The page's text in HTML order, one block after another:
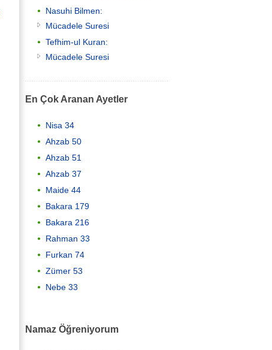
Nasuhi Bilmen:
Mücadele Suresi
Tefhim-ul Kuran:
Mücadele Suresi
En Çok Aranan Ayetler
Nisa 34
Ahzab 50
Ahzab 51
Ahzab 37
Maide 44
Bakara 179
Bakara 216
Rahman 33
Furkan 74
Zümer 53
Nebe 33
Namaz Öğreniyorum